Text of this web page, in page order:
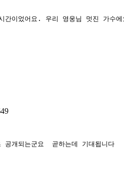
간이었어요. 우리 영웅님 멋진 가수
개되는군요  곧하는데 기대됩니다